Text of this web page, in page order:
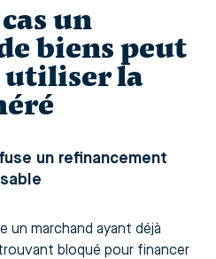
un
biens peut
la
un refinancement
un marchand ayant déjà
bloqué pour financer